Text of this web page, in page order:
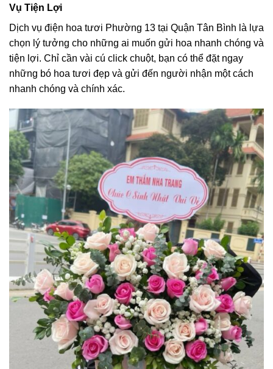
Vụ Tiện Lợi
Dịch vụ điện hoa tươi Phường 13 tại Quận Tân Bình là lựa
chọn lý tưởng cho những ai muốn gửi hoa nhanh chóng và
tiện lợi. Chỉ cần vài cú click chuột, bạn có thể đặt ngay
những bó hoa tươi đẹp và gửi đến người nhận một cách
nhanh chóng và chính xác.